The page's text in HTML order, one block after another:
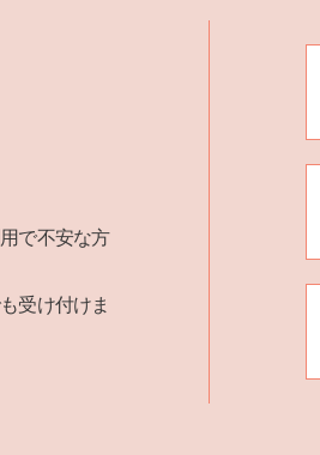
で不安な方
受け付けま